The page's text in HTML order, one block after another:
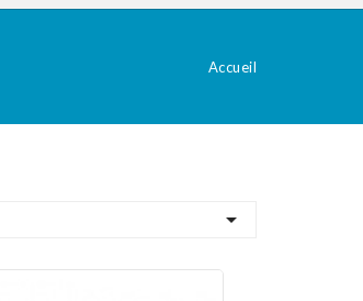
Accueil
